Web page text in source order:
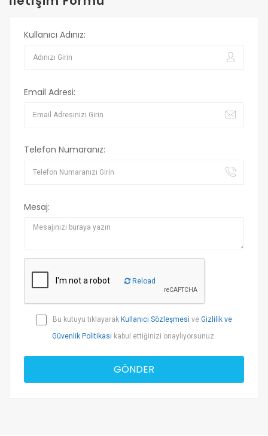
Kullanıcı Adınız:
Email Adresi:
Telefon Numaranız:
Mesaj:
Reload
Bu kutuyu tıklayarak Kullanıcı Sözleşmesi ve Gizlilik ve
Güvenlik Politikası kabul ettiğinizi onaylıyorsunuz.